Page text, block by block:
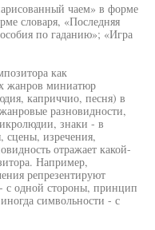
чаем» в форме
словаря, «Последняя
по гаданию»; «Игра
как
жанров миниатюр
каприччио, песня) в
разновидности,
знаки - в
сцены, изречения,
отражает какой-
Например,
репрезентируют
с одной стороны, принцип
символьности - с